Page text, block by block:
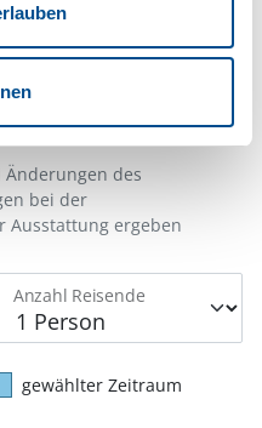
anklicken
Anzahl Reisende
Änderungen des
bei der
Ausstattung ergeben
gewählter Zeitraum